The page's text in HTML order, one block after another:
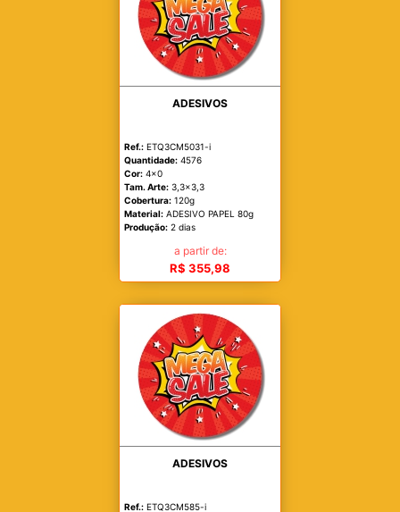
ADESIVOS
Ref.: ETQ3CM5031-i
Quantidade: 4576
Cor: 4x0
Tam. Arte: 3,3x3,3
Cobertura: 120g
Material: ADESIVO PAPEL 80g
Produção: 2 dias
a partir de:
R$ 355,98
ADESIVOS
Ref.: ETQ3CM585-i